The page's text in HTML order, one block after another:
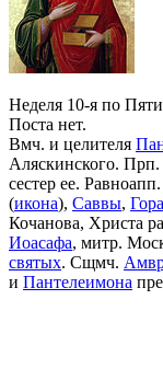
Неделя 10-я по
Поста нет.
Вмч. и целителя
Аляскинского. Прп.
сестер ее. Равноапп.
(икона), Саввы,
Кочанова, Христа
Иоасафа, митр.
святых. Сщмч.
и Пантелеимона